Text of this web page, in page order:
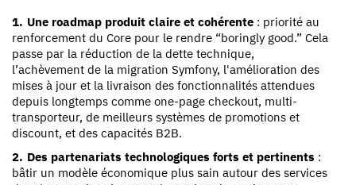
Une roadmap produit claire et cohérente : priorité au
renforcement du Core pour le rendre “boringly good.” Cela
passe par la réduction de la dette technique,
l’achèvement de la migration Symfony, l'amélioration des
mises à jour et la livraison des fonctionnalités attendues
depuis longtemps comme one-page checkout, multi-
transporteur, de meilleurs systèmes de promotions et
discount, et des capacités B2B.
Des partenariats technologiques forts et pertinents :
bâtir un modèle économique plus sain autour des services